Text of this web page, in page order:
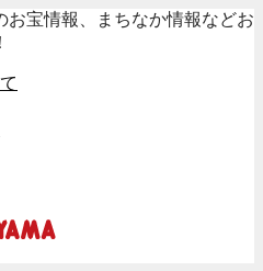
お宝情報、まちなか情報などお